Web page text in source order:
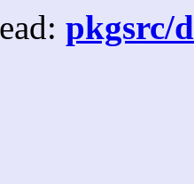
pkgsrc/